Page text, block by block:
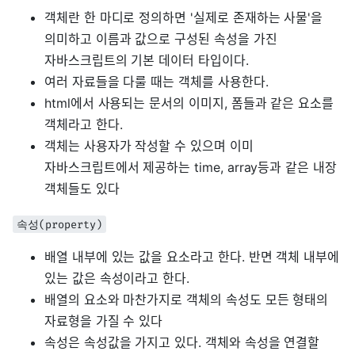
객체란 한 마디로 정의하면 '실제로 존재하는 사물'을
의미하고 이름과 값으로 구성된 속성을 가진
자바스크립트의 기본 데이터 타입이다.
여러 자료들을 다룰 때는 객체를 사용한다.
html에서 사용되는 문서의 이미지, 폼들과 같은 요소를
객체라고 한다.
객체는 사용자가 작성할 수 있으며 이미
자바스크립트에서 제공하는 time, array등과 같은 내장
객체들도 있다
속성(property)
배열 내부에 있는 값을 요소라고 한다. 반면 객체 내부에
있는 값은 속성이라고 한다.
배열의 요소와 마찬가지로 객체의 속성도 모든 형태의
자료형을 가질 수 있다
속성은 속성값을 가지고 있다. 객체와 속성을 연결할